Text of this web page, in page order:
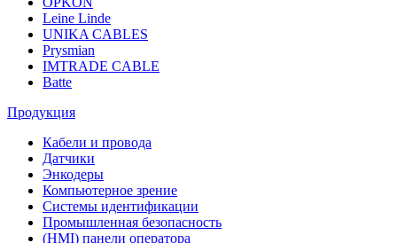
Leine Linde
UNIKA CABLES
Prysmian
IMTRADE CABLE
Batte
Продукция
Кабели и провода
Датчики
Энкодеры
Компьютерное зрение
Системы идентификации
Промышленная безопасность
(HMI) панели оператора